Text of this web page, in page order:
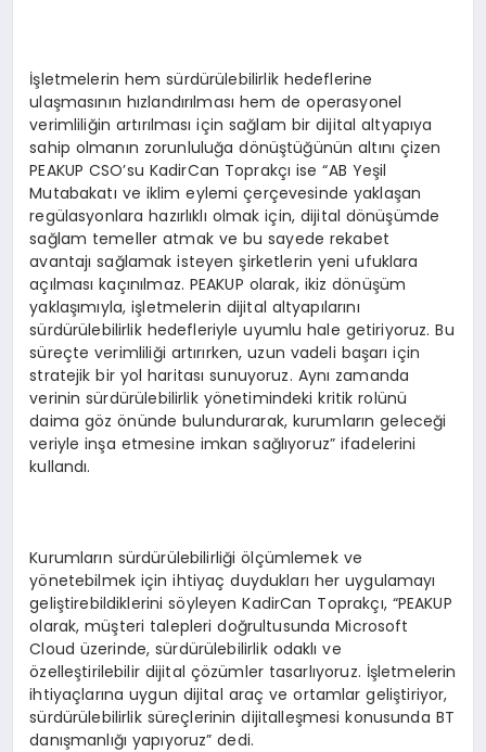
İşletmelerin hem sürdürülebilirlik hedeflerine
ulaşmasının hızlandırılması hem de operasyonel
verimliliğin artırılması için sağlam bir dijital altyapıya
sahip olmanın zorunluluğa dönüştüğünün altını çizen
PEAKUP CSO’su KadirCan Toprakçı ise “AB Yeşil
Mutabakatı ve iklim eylemi çerçevesinde yaklaşan
regülasyonlara hazırlıklı olmak için, dijital dönüşümde
sağlam temeller atmak ve bu sayede rekabet
avantajı sağlamak isteyen şirketlerin yeni ufuklara
açılması kaçınılmaz. PEAKUP olarak, ikiz dönüşüm
yaklaşımıyla, işletmelerin dijital altyapılarını
sürdürülebilirlik hedefleriyle uyumlu hale getiriyoruz. Bu
süreçte verimliliği artırırken, uzun vadeli başarı için
stratejik bir yol haritası sunuyoruz. Aynı zamanda
verinin sürdürülebilirlik yönetimindeki kritik rolünü
daima göz önünde bulundurarak, kurumların geleceği
veriyle inşa etmesine imkan sağlıyoruz” ifadelerini
kullandı.
Kurumların sürdürülebilirliği ölçümlemek ve
yönetebilmek için ihtiyaç duydukları her uygulamayı
geliştirebildiklerini söyleyen KadirCan Toprakçı, “PEAKUP
olarak, müşteri talepleri doğrultusunda Microsoft
Cloud üzerinde, sürdürülebilirlik odaklı ve
özelleştirilebilir dijital çözümler tasarlıyoruz. İşletmelerin
ihtiyaçlarına uygun dijital araç ve ortamlar geliştiriyor,
sürdürülebilirlik süreçlerinin dijitalleşmesi konusunda BT
danışmanlığı yapıyoruz” dedi.